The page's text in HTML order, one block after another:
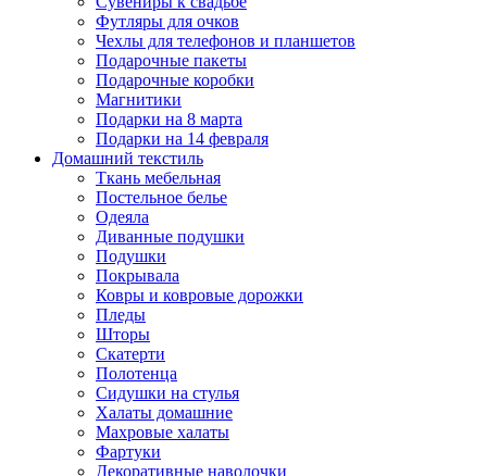
Футляры для очков
Чехлы для телефонов и планшетов
Подарочные пакеты
Подарочные коробки
Магнитики
Подарки на 8 марта
Подарки на 14 февраля
Домашний текстиль
Ткань мебельная
Постельное белье
Одеяла
Диванные подушки
Подушки
Покрывала
Ковры и ковровые дорожки
Пледы
Шторы
Скатерти
Полотенца
Сидушки на стулья
Халаты домашние
Махровые халаты
Фартуки
Декоративные наволочки